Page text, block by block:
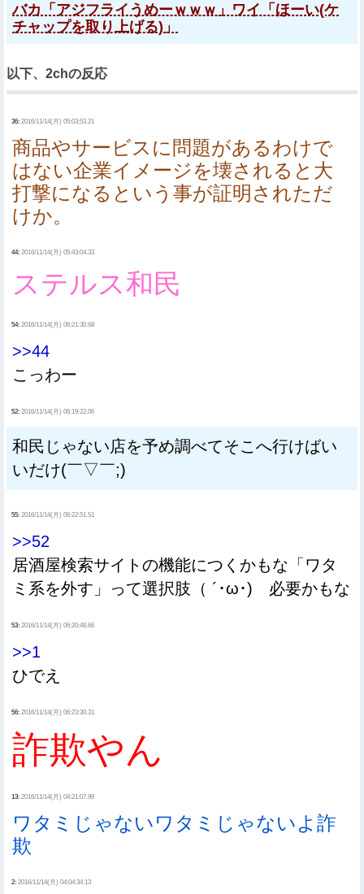
バカ「アジフライうめーｗｗｗ」ワイ「ほーい(ケ
チャップを取り上げる)」
以下、2chの反応
36: 2016/11/14(月) 05:03:53.21
商品やサービスに問題があるわけで
はない企業イメージを壊されると大
打撃になるという事が証明されただ
けか。
44: 2016/11/14(月) 05:43:04.33
ステルス和民
54: 2016/11/14(月) 06:21:30.68
>>44
こっわー
52: 2016/11/14(月) 06:19:22.06
和民じゃない店を予め調べてそこへ行けばい
いだけ(￣▽￣;)
55: 2016/11/14(月) 06:22:51.51
>>52
居酒屋検索サイトの機能につくかもな「ワタ
ミ系を外す」って選択肢（ ´･ω･) 必要かもな
53: 2016/11/14(月) 06:20:48.66
>>1
ひでえ
56: 2016/11/14(月) 06:23:30.31
詐欺やん
13: 2016/11/14(月) 04:21:07.99
ワタミじゃないワタミじゃないよ詐
欺
2: 2016/11/14(月) 04:04:34.13